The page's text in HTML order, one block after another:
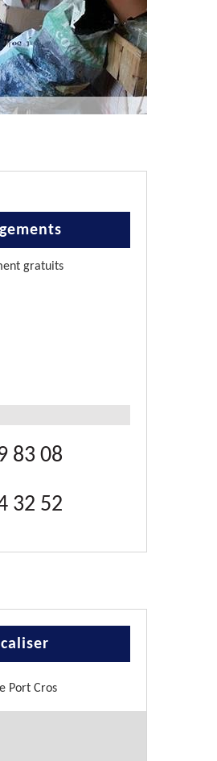
gratuits
83 08
32 52
Port Cros